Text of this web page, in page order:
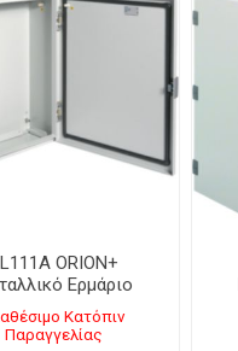
ORION+
Ερμάριο
με
Πόρτα IP65
Κατόπιν
Παραγγελίας